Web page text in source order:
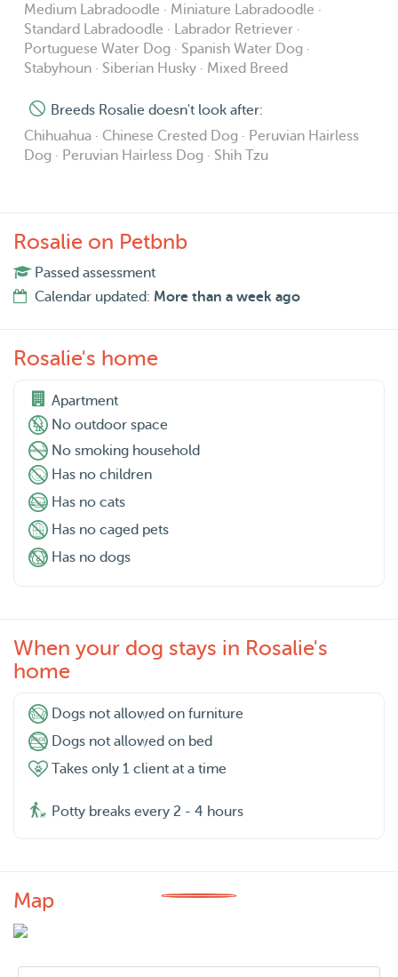
Medium Labradoodle · Miniature Labradoodle ·
Standard Labradoodle · Labrador Retriever ·
Portuguese Water Dog · Spanish Water Dog ·
Stabyhoun · Siberian Husky · Mixed Breed
Breeds Rosalie doesn't look after:
Chihuahua · Chinese Crested Dog · Peruvian Hairless
Dog · Peruvian Hairless Dog · Shih Tzu
Rosalie on Petbnb
Passed assessment
Calendar updated: More than a week ago
Rosalie's home
Apartment
No outdoor space
No smoking household
Has no children
Has no cats
Has no caged pets
Has no dogs
When your dog stays in Rosalie's
home
Dogs not allowed on furniture
Dogs not allowed on bed
Takes only 1 client at a time
Potty breaks every 2 - 4 hours
Map